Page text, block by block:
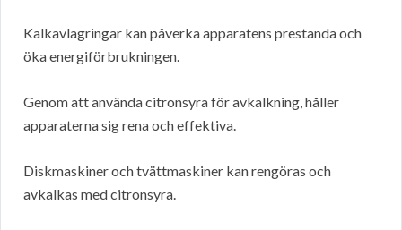
Kalkavlagringar kan påverka apparatens prestanda och
öka energiförbrukningen.
Genom att använda citronsyra för avkalkning, håller
apparaterna sig rena och effektiva.
Diskmaskiner och tvättmaskiner kan rengöras och
avkalkas med citronsyra.